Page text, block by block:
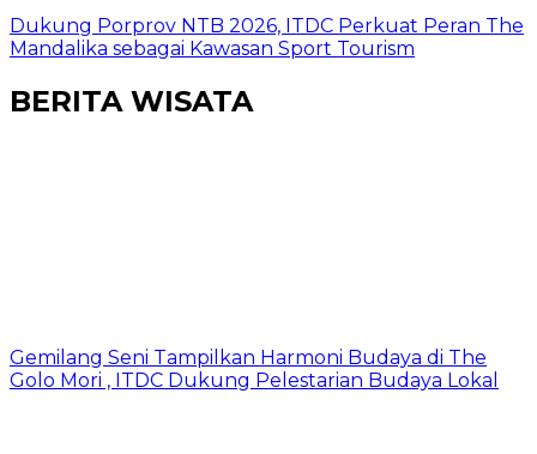
Dukung Porprov NTB 2026, ITDC Perkuat Peran The
Mandalika sebagai Kawasan Sport Tourism
BERITA WISATA
Gemilang Seni Tampilkan Harmoni Budaya di The
Golo Mori , ITDC Dukung Pelestarian Budaya Lokal